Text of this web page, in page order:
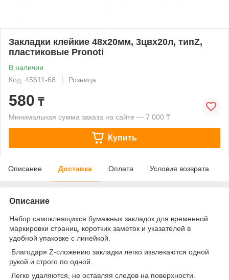
Закладки клейкие 48x20мм, 3цвx20л, типZ,
пластиковые Pronoti
В наличии
Код: 45611-68
Розница
580 ₸
Минимальная сумма заказа на сайте — 7 000 ₸
Купить
Описание Доставка Оплата Условия возврата
Описание
Набор самоклеящихся бумажных закладок для временной
маркировки страниц, коротких заметок и указателей в
удобной упаковке с линейкой.
Благодаря Z-сложению закладки легко извлекаются одной
рукой и строго по одной.
Легко удаляются, не оставляя следов на поверхности.